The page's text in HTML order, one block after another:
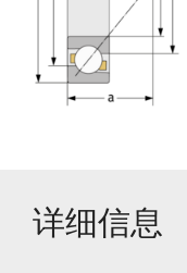
详细信息